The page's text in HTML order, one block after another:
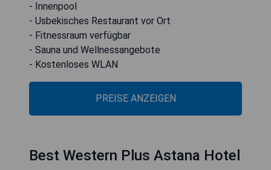
- Innenpool
- Usbekisches Restaurant vor Ort
- Fitnessraum verfügbar
- Sauna und Wellnessangebote
- Kostenloses WLAN
PREISE ANZEIGEN
Best Western Plus Astana Hotel